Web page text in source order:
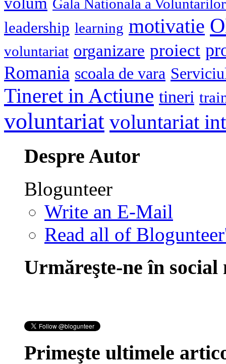
Gala Nationala a Voluntarilor
leadership learning motivatie
voluntariat organizare proiect
Romania scoala de vara
Tineret in Actiune tineri
voluntariat voluntariat
Despre Autor
Blogunteer
Write an E-Mail
Read all of
Urmăreşte-ne în social
Primeşte ultimele